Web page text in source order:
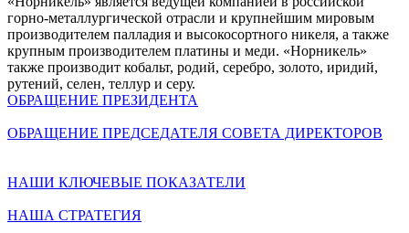
горно-металлургической отрасли и крупнейшим мировым
производителем палладия и высокосортного никеля, а также
крупным производителем платины и меди. «Норникель»
также производит кобальт, родий, серебро, золото, иридий,
рутений, селен, теллур и серу.
ОБРАЩЕНИЕ ПРЕЗИДЕНТА
ОБРАЩЕНИЕ ПРЕДСЕДАТЕЛЯ СОВЕТА ДИРЕКТОРОВ
НАШИ КЛЮЧЕВЫЕ ПОКАЗАТЕЛИ
НАША СТРАТЕГИЯ